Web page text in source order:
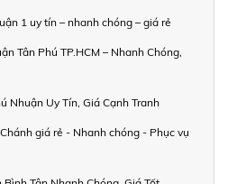
1 uy tín – nhanh chóng – giá rẻ
Tân Phú TP.HCM – Nhanh Chóng,
Nhuận Uy Tín, Giá Cạnh Tranh
giá rẻ - Nhanh chóng - Phục vụ